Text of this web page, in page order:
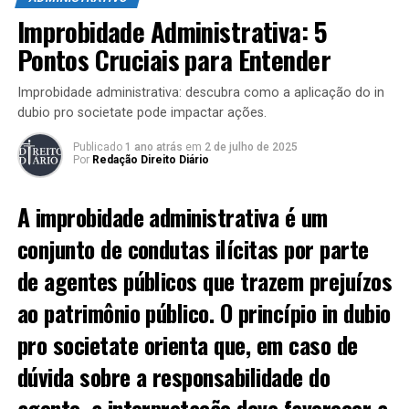
Além disso, a CIDE tem um papel importante no
orçamento público, contribuindo para financiamento de
políticas públicas que beneficiam a sociedade como um
todo.
Como a CIDE é Calculada?
A CIDE é calculada com base em critérios específicos,
que envolvem o valor da operação e a natureza do
pode variar dependendo do tipo de combustíveis, sendo
mais alta em combustíveis fósseis e menores em
energias renováveis.
Estar ciente da CIDE é crucial para empresas que atuam
em setores afetados, uma vez que eles devem cumprir
regulamentações e garantir o correto repasse dessa
contribuição.
Improbidade Administrativa: 5
Pontos Cruciais para Entender
Improbidade administrativa: descubra como a aplicação do in
dubio pro societate pode impactar ações.
Publicado 1 ano atrás em 2 de julho de 2025
Por Redação Direito Diário
A improbidade administrativa é um
conjunto de condutas ilícitas por parte
de agentes públicos que trazem prejuízos
ao patrimônio público. O princípioin dubio
pro societateorienta que, em caso de
dúvida sobre a responsabilidade do